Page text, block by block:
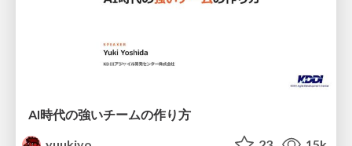
AI時代の強いチームの作り方